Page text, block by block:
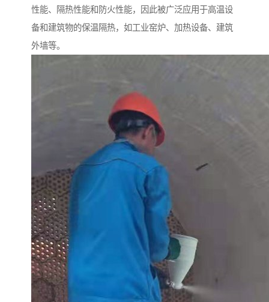
性能、隔热性能和防火性能，因此被广泛应用于高温设
备和建筑物的保温隔热，如工业窑炉、加热设备、建筑
外墙等。